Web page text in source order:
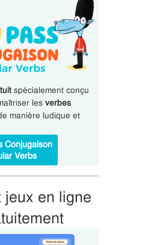
spécialement conçu
les verbes
manière ludique et
Conjugaison
Verbs
jeux en ligne